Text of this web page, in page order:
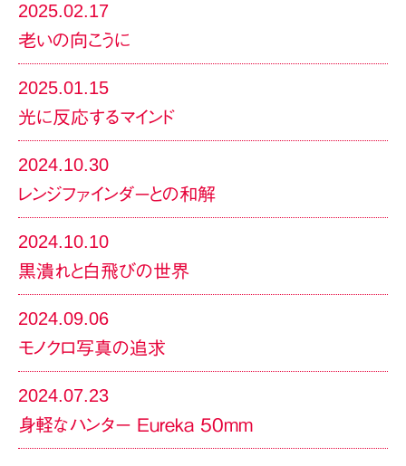
2025.02.17
老いの向こうに
2025.01.15
光に反応するマインド
2024.10.30
レンジファインダーとの和解
2024.10.10
黒潰れと白飛びの世界
2024.09.06
モノクロ写真の追求
2024.07.23
身軽なハンター Eureka 50mm